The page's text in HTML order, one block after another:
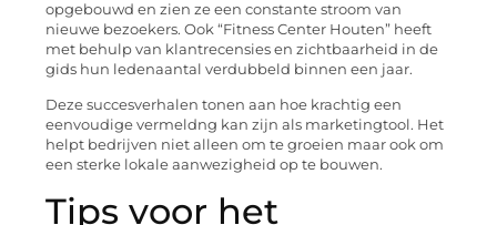
opgebouwd en zien ze een constante stroom van
nieuwe bezoekers. Ook “Fitness Center Houten” heeft
met behulp van klantrecensies en zichtbaarheid in de
gids hun ledenaantal verdubbeld binnen een jaar.
Deze succesverhalen tonen aan hoe krachtig een
eenvoudige vermeldng kan zijn als marketingtool. Het
helpt bedrijven niet alleen om te groeien maar ook om
een sterke lokale aanwezigheid op te bouwen.
Tips voor het